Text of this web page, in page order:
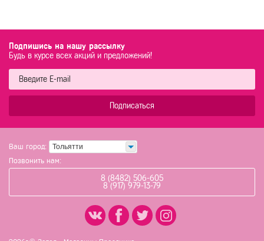
Подпишись на нашу рассылку
Будь в курсе всех акций и предложений!
Подписаться
Ваш город: Тольятти
Позвонить нам:
8 (8482) 506-605
8 (917) 979-13-79